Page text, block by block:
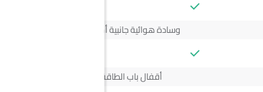
وسادة هوائية جانبية أمامية
أقفال باب الطاقة